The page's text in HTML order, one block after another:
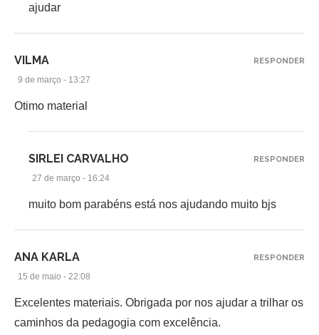
ajudar
VILMA
9 de março - 13:27
Otimo material
RESPONDER
SIRLEI CARVALHO
27 de março - 16:24
muito bom parabéns está nos ajudando muito bjs
RESPONDER
ANA KARLA
15 de maio - 22:08
Excelentes materiais. Obrigada por nos ajudar a trilhar os
caminhos da pedagogia com excelência.
RESPONDER